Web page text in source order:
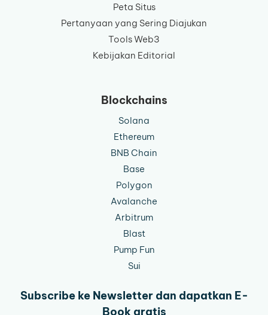
Peta Situs
Pertanyaan yang Sering Diajukan
Tools Web3
Kebijakan Editorial
Blockchains
Solana
Ethereum
BNB Chain
Base
Polygon
Avalanche
Arbitrum
Blast
Pump Fun
Sui
Subscribe ke Newsletter dan dapatkan E-
Book gratis